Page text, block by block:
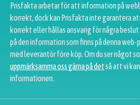
Prisfakta arbetar för att information på
korrekt, dock kan Prisfakta inte garantera
korrekt eller hållas ansvarig för några
på den information som finns på denna
med leverantör före köp. Om du ser något
uppmärksamma oss gärna på detså att vi
informationen.